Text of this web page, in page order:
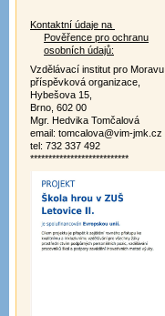
Kontaktní údaje na
Pověřence pro ochranu
osobních údajů:
Vzdělávací institut pro Moravu,
příspěvková organizace,
Hybešova 15,
Brno, 602 00
Mgr. Hedvika Tomčalová
email: tomcalova@vim-jmk.cz
tel: 732 337 492
***************************